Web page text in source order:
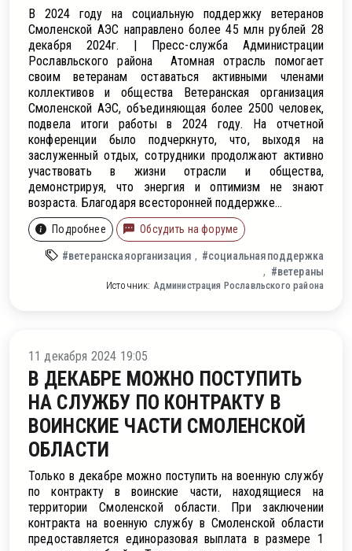
В 2024 году на социальную поддержку ветеранов
Смоленской АЭС направлено более 45 млн рублей 28
декабря 2024г. | Пресс-служба Администрации
Рославльского района Атомная отрасль помогает
своим ветеранам оставаться активными членами
коллективов и общества Ветеранская организация
Смоленской АЭС, объединяющая более 2500 человек,
подвела итоги работы в 2024 году. На отчетной
конференции было подчеркнуто, что, выходя на
заслуженный отдых, сотрудники продолжают активно
участвовать в жизни отрасли и общества,
демонстрируя, что энергия и оптимизм не знают
возраста. Благодаря всесторонней поддержке...
Подробнее Обсудить на форуме
#ветеранскаяорганизация
#социальнаяподдержка
#ветераны
Источник: Администрация Рославльского района
11 декабря 2024 19:05
В ДЕКАБРЕ МОЖНО ПОСТУПИТЬ
НА СЛУЖБУ ПО КОНТРАКТУ В
ВОИНСКИЕ ЧАСТИ СМОЛЕНСКОЙ
ОБЛАСТИ
Только в декабре можно поступить на военную службу
по контракту в воинские части, находящиеся на
территории Смоленской области. При заключении
контракта на военную службу в Смоленской области
предоставляется единоразовая выплата в размере 1